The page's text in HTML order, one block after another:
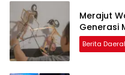
Merajut
Generasi
Berita